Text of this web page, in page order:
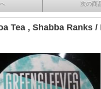
次の商
Tea , Shabba Ranks /